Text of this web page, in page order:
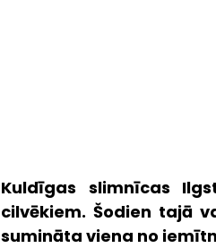
Kuldīgas slimnīcas
cilvēkiem. Šodien tajā
sumināta viena no